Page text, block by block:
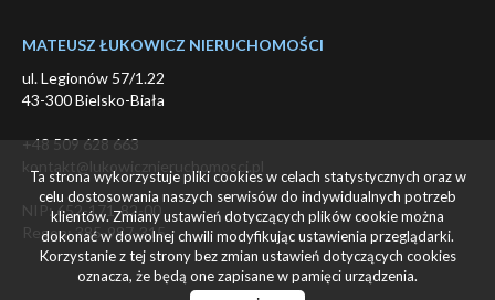
MATEUSZ ŁUKOWICZ NIERUCHOMOŚCI
ul. Legionów 57/1.22
43-300 Bielsko-Biała
+48 509 628 663
kontakt@lukowicznieruchomosci.pl
NIP: 652-171-82-00
Regon: 385-987-315
Ta strona wykorzystuje pliki cookies w celach statystycznych oraz w
celu dostosowania naszych serwisów do indywidualnych potrzeb
klientów. Zmiany ustawień dotyczących plików cookie można
dokonać w dowolnej chwili modyfikując ustawienia przeglądarki.
Korzystanie z tej strony bez zmian ustawień dotyczących cookies
oznacza, że będą one zapisane w pamięci urządzenia.